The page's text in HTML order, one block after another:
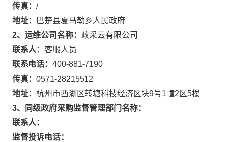
传真： /
地址：
巴楚县夏马勒乡人民政府
2、运维公司名称： 政采云有限公司
联系人： 客服人员
联系电话： 400-881-7190
传真： 0571-28215512
地址： 杭州市西湖区转塘科技经济区块9号1幢2区5楼
3、同级政府采购监督管理部门名称：
联系人：
监督投诉电话：